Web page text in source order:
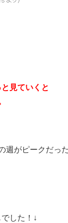
見ていくと
がピークだっ
した！↓